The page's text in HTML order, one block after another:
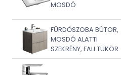
MOSDÓ
FÜRDŐSZOBA BÚTOR,
MOSDÓ ALATTI
SZEKRÉNY, FALI TÜKÖR